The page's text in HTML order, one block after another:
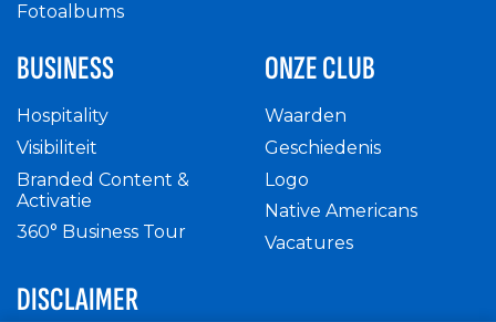
Fotoalbums
BUSINESS
Hospitality
Visibiliteit
Branded Content &
Activatie
360° Business Tour
ONZE CLUB
Waarden
Geschiedenis
Logo
Native Americans
Vacatures
DISCLAIMER